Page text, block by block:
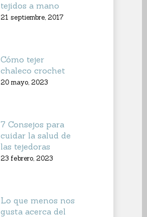
tejidos a mano
21 septiembre, 2017
Cómo tejer
chaleco crochet
20 mayo, 2023
7 Consejos para
cuidar la salud de
las tejedoras
23 febrero, 2023
Lo que menos nos
gusta acerca del